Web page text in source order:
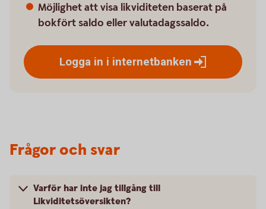
Möjlighet att visa likviditeten baserat på
bokfört saldo eller valutadagssaldo.
Logga in i internetbanken
Frågor och svar
Varför har inte jag tillgång till
Likviditetsöversikten?